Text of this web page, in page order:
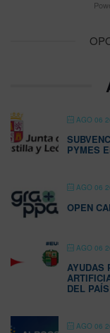
AGO 06
PYMES
AGO 06
OPEN
AGO 06
AYUDAS
DEL
AGO 06